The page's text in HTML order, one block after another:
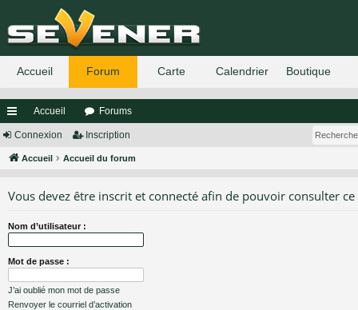
ac
co
s
Accueil Forums
Connexion Inscription
Accueil Accueil du forum
Vous devez être inscrit et connecté afin de pouvoir consulter
Nom d’utilisateur :
Mot de passe :
J’ai oublié mon mot de passe
Renvoyer le courriel d’activation